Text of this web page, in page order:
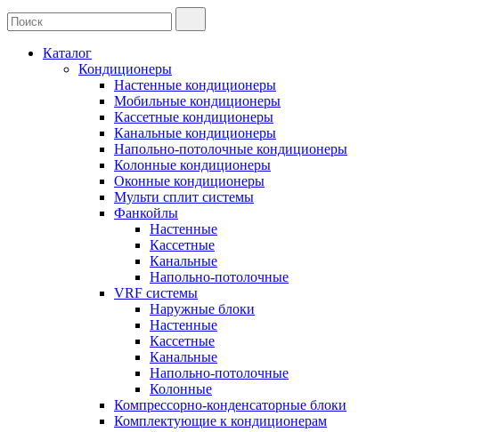
Каталог
Кондиционеры
Настенные кондиционеры
Мобильные кондиционеры
Кассетные кондиционеры
Канальные кондиционеры
Напольно-потолочные кондиционеры
Колонные кондиционеры
Оконные кондиционеры
Мульти сплит системы
Фанкойлы
Настенные
Кассетные
Канальные
Напольно-потолочные
VRF системы
Наружные блоки
Настенные
Кассетные
Канальные
Напольно-потолочные
Колонные
Компрессорно-конденсаторные блоки
Комплектующие к кондиционерам